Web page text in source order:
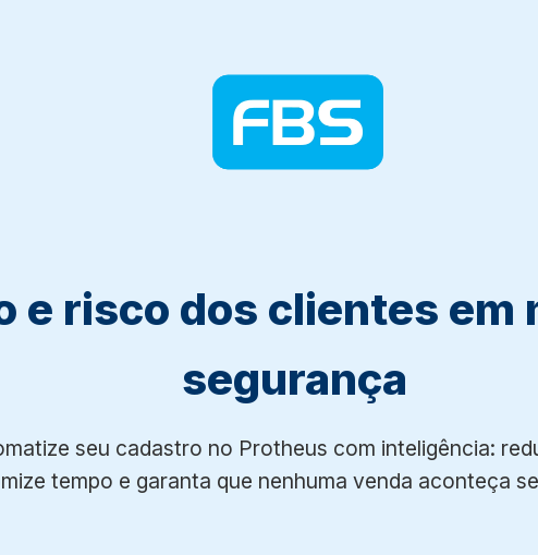
e risco dos clientes em
segurança
seu cadastro no Protheus com inteligência:
tempo e garanta que nenhuma venda aconteça